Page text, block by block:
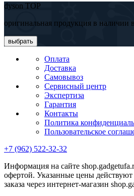
dyson TOP
оригинальная продукция в наличии
выбрать
Оплата
Доставка
Самовывоз
Сервисный центр
Экспертиза
Гарантия
Контакты
Политика
Пользовательское
+7 (962) 522-32-32
Информация на сайте
офертой. Указанные цены
заказа через интернет-магазин